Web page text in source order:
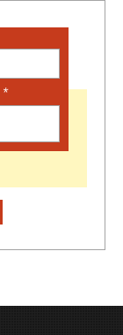
*